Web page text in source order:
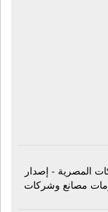
المصرية - إصدار
مصانع وشركات